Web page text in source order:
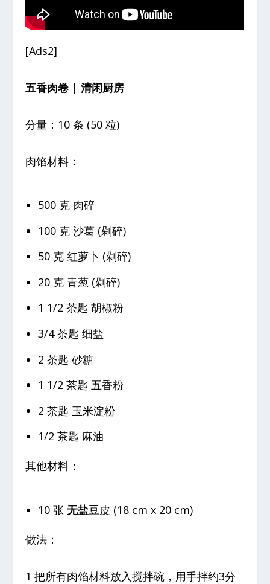
[Ads2]
五香肉卷 | 清闲厨房
分量：10 条 (50 粒)
肉馅材料：
500 克 肉碎
100 克 沙葛 (剁碎)
50 克 红萝卜 (剁碎)
20 克 青葱 (剁碎)
1 1/2 茶匙 胡椒粉
3/4 茶匙 细盐
2 茶匙 砂糖
1 1/2 茶匙 五香粉
2 茶匙 玉米淀粉
1/2 茶匙 麻油
其他材料：
10 张 无盐豆皮 (18 cm x 20 cm)
做法：
1 把所有肉馅材料放入搅拌碗，用手拌约3分